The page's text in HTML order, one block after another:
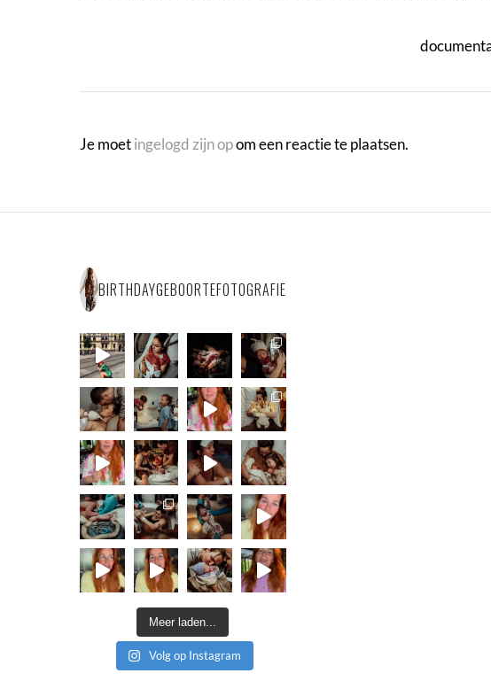
Je moetingelogd zijn opom een reactie te plaatsen.
BIRTHDAYGEBOORTEFOTOGRAFIE
Meer laden...
Volg op Instagram